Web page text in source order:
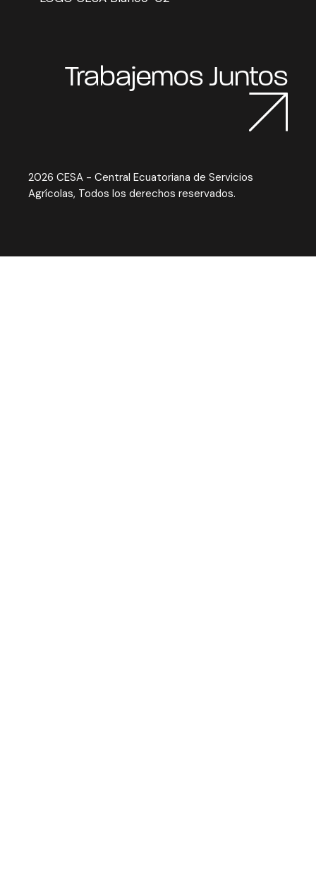
2026 CESA - Central Ecuatoriana de Servicios
Agrícolas, Todos los derechos reservados.
Trabajemos Juntos